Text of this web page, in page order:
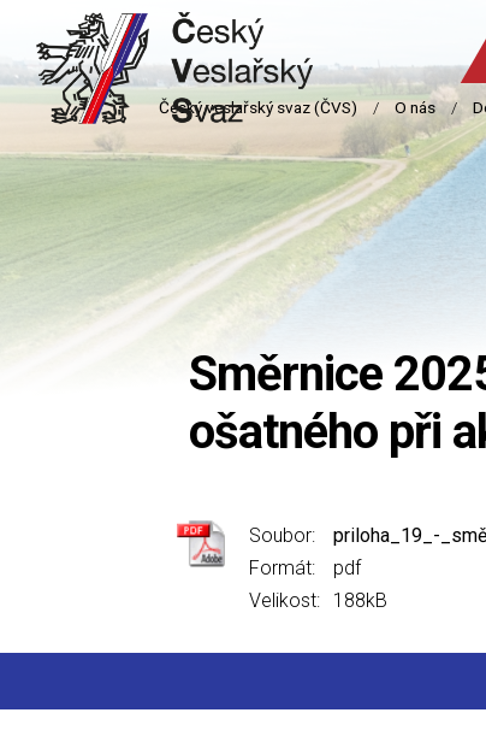
Směrnice
ošatného při
Soubor:
priloha_19_-
Formát:
pdf
Velikost:
188kB